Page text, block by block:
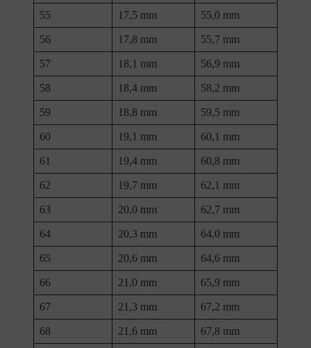
55 17,5 mm 55,0 mm
56 17,8 mm 55,7 mm
57 18,1 mm 56,9 mm
58 18,4 mm 58,2 mm
59 18,8 mm 59,5 mm
60 19,1 mm 60,1 mm
61 19,4 mm 60,8 mm
62 19,7 mm 62,1 mm
63 20,0 mm 62,7 mm
64 20,3 mm 64,0 mm
65 20,6 mm 64,6 mm
66 21,0 mm 65,9 mm
67 21,3 mm 67,2 mm
68 21,6 mm 67,8 mm